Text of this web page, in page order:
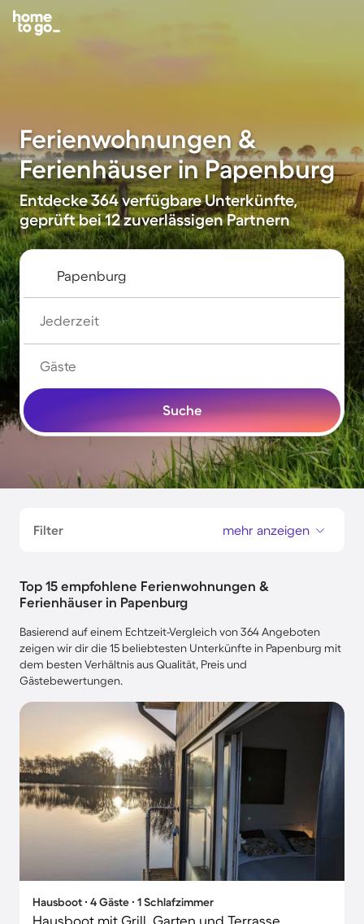
Ferienwohnungen &
Ferienhäuser in Papenburg
Entdecke 364 verfügbare Unterkünfte,
geprüft bei 12 zuverlässigen Partnern
Jederzeit
Gäste
Suche
Filter mehr anzeigen
Top 15 empfohlene Ferienwohnungen &
Ferienhäuser in Papenburg
Basierend auf einem Echtzeit-Vergleich von 364 Angeboten
zeigen wir dir die 15 beliebtesten Unterkünfte in Papenburg mit
dem besten Verhältnis aus Qualität, Preis und
Gästebewertungen.
Hausboot ∙ 4 Gäste ∙ 1 Schlafzimmer
Hausboot mit Grill, Garten und Terrasse